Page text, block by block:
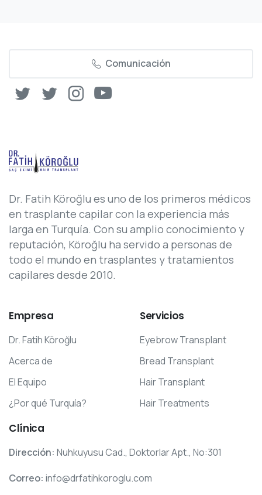
Comunicación
Dr. Fatih Köroğlu es uno de los primeros médicos
en trasplante capilar con la experiencia más
larga en Turquía. Con su amplio conocimiento y
reputación, Köroğlu ha servido a personas de
todo el mundo en trasplantes y tratamientos
capilares desde 2010.
Empresa
Dr. Fatih Köroğlu
Acerca de
El Equipo
¿Por qué Turquía?
Servicios
Eyebrow Transplant
Bread Transplant
Hair Transplant
Hair Treatments
Clínica
Dirección: Nuhkuyusu Cad., Doktorlar Apt., No:301
Correo: info@drfatihkoroglu.com